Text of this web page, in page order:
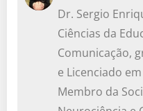
Dr. Sergio
Ciências da
Comunicação,
e Licenciado
Membro da